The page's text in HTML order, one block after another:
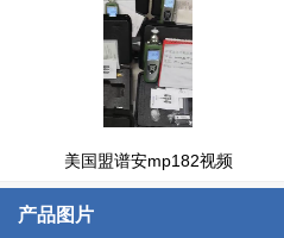
美国盟谱安mp182视频
产品图片